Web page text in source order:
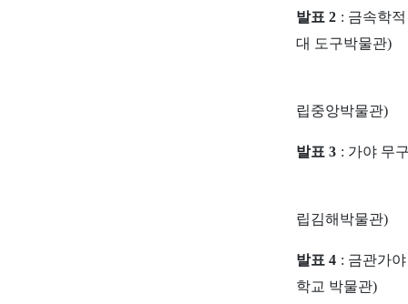
발표 2 : 금속학
대 도구박물관)
립중앙박물관)
발표 3 : 가야 무
립김해박물관)
발표 4 : 금관가
학교 박물관)